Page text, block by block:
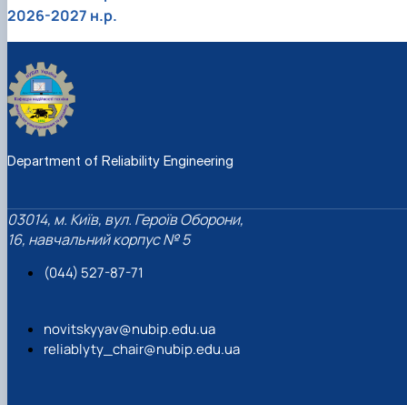
2026-2027 н.р.
Department of Reliability Engineering
03014, м. Київ, вул. Героїв Оборони,
16, навчальний корпус № 5
(044) 527-87-71
novitskyyav@nubip.edu.ua
reliablyty_chair@nubip.edu.ua